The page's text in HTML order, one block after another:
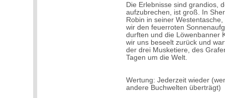
Die Erlebnisse sind grandios,
aufzubrechen, ist groß. In
Robin in seiner
wir den feuerroten
durften und die Löwenbanner
wir uns beseelt zurück und
der drei Musketiere, des
Tagen um die Welt.
Wertung: Jederzeit wieder
andere Buchwelten überträgt)